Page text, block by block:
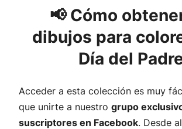
📢 Cómo
dibujos para
Día del
Acceder a esta colección es muy
que unirte a nuestro grupo
suscriptores en Facebook. Desde